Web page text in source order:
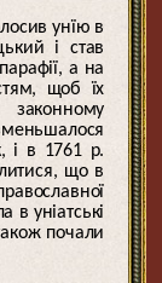
унїю в
і став
а на
щоб їх
і в 1761 р.
що в
в уніатські
почали